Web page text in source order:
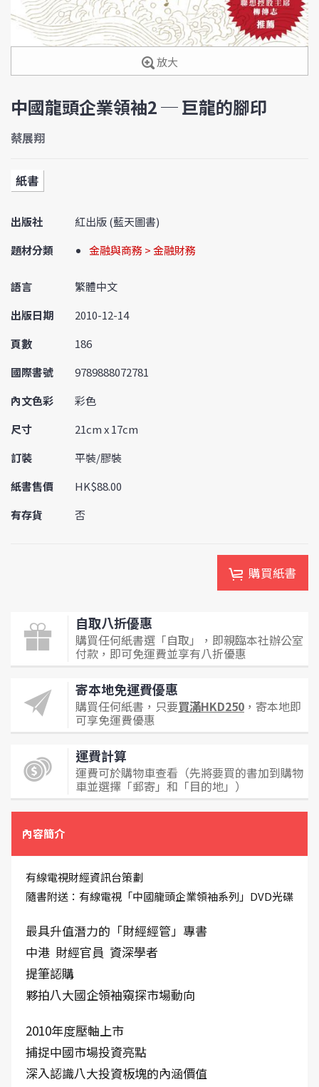
放大
中國龍頭企業領袖2 ─ 巨龍的腳印
蔡展翔
紙書
出版社
紅出版 (藍天圖書)
題材分類
金融與商務 > 金融財務
語言
繁體中文
出版日期
2010-12-14
頁數
186
國際書號
9789888072781
內文色彩
彩色
尺寸
21cm x 17cm
訂裝
平裝/膠裝
紙書售價
HK$88.00
有存貨
否
購買紙書
自取八折優惠
購買任何紙書選「自取」，即親臨本社辦公室
付款，即可免運費並享有八折優惠
寄本地免運費優惠
購買任何紙書，只要買滿HKD250 ，寄本地即
可享免運費優惠
運費計算
運費可於購物車查看（先將要買的書加到購物
車並選擇「郵寄」和「目的地」）
內容簡介
有線電視財經資訊台策劃
隨書附送：有線電視「中國龍頭企業領袖系列」DVD光碟
最具升值潛力的「財經經管」專書
中港 財經官員 資深學者
提筆認購
夥拍八大國企領袖窺探市場動向
2010年度壓軸上市
捕捉中國市場投資亮點
深入認識八大投資板塊的內涵價值